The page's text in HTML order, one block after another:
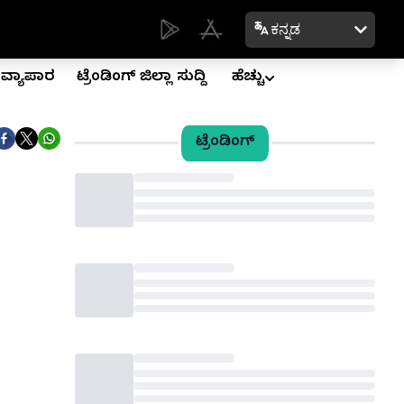
ಕನ್ನಡ
ವ್ಯಾಪಾರ ಟ್ರೆಂಡಿಂಗ್ ಜಿಲ್ಲಾ ಸುದ್ದಿ ಹೆಚ್ಚು
ಟ್ರೆಂಡಿಂಗ್